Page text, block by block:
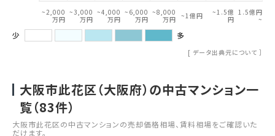
~2,000
万円
~3,000
万円
~4,000
万円
~6,000
万円
~8,000
万円 ~1億円
~1.5億
円
1.5億円
~
少 多
[ データ出典元について ］
大阪市此花区（大阪府）の中古マンション一
覧（83件）
大阪市此花区の中古マンションの売却価格相場、賃料相場をご確認いた
だけます。